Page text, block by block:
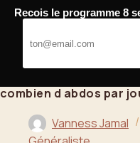
Passer
contenu
Bahoo
combien d abdos par
Vanness Jamal
Recois le programme 8